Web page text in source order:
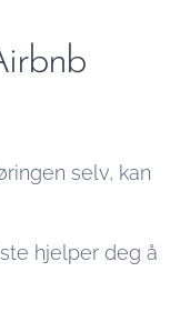
selv, kan
hjelper deg å